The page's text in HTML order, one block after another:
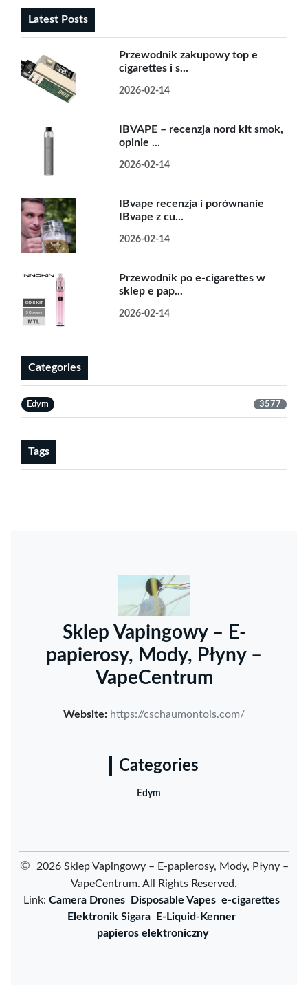
Latest Posts
Przewodnik zakupowy top e
cigarettes i s...
2026-02-14
IBVAPE – recenzja nord kit smok,
opinie ...
2026-02-14
IBvape recenzja i porównanie
IBvape z cu...
2026-02-14
Przewodnik po e-cigarettes w
sklep e pap...
2026-02-14
Categories
Edym 3577
Tags
Sklep Vapingowy – E-
papierosy, Mody, Płyny –
VapeCentrum
Website: https://cschaumontois.com/
Categories
Edym
©
2026 Sklep Vapingowy – E-papierosy, Mody, Płyny –
VapeCentrum. All Rights Reserved.
Link: Camera Drones Disposable Vapes e-cigarettes
Elektronik Sigara
E-Liquid-Kenner
papieros elektroniczny